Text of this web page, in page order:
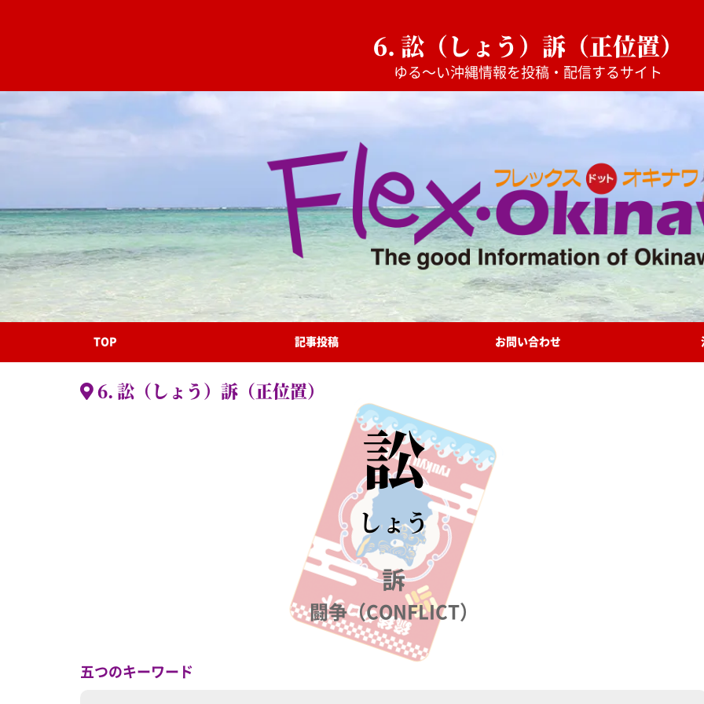
6. 訟（しょう）訴（正位置）
ゆる〜い沖縄情報を投稿・配信するサイト
TOP 記事投稿 お問い合わせ
6. 訟（しょう）訴（正位置）
訟
しょう
訴
闘争（CONFLICT）
五つのキーワード